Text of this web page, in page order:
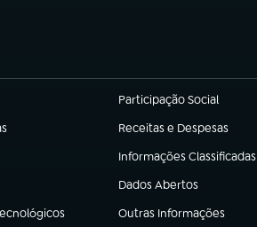
Participação Social
(abre em nova aba)
Receitas e Despesas
(abre em nova aba)
Informações Classificadas
(abre em nova aba)
Dados Abertos
(abre em nova aba)
Outras Informações
(abre em nova aba)